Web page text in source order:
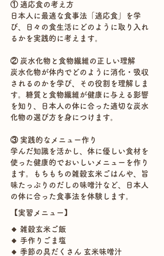
① 適応食の考え方
日本人に最適な食事法「適応食」を学
び、日々の食生活にどのように取り入れ
るかを実践的に考えます。
② 炭水化物と食物繊維の正しい理解
炭水化物が体内でどのように消化・吸収
されるのかを学び、その役割を理解しま
す。糖質と食物繊維が健康に与える影響
を知り、日本人の体に合った適切な炭水
化物の選び方を身につけます。
③ 実践的なメニュー作り
学んだ知識を活かし、体に優しい食材を
使った健康的でおいしいメニューを作り
ます。もちもちの雑穀玄米ごはんや、旨
味たっぷりのだしの味噌汁など、日本人
の体に合った食事法を体験します。
​【実習メニュー】
🔸 雑穀玄米ご飯
🔸 手作りごま塩
🔸 季節の具だくさん 玄米味噌汁